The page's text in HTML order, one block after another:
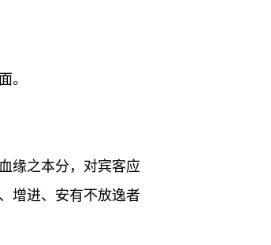
。
缘之本分，对宾客应
增进、安有不放逸者